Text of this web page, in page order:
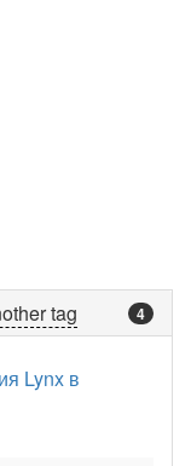
4
tag
Lynx в